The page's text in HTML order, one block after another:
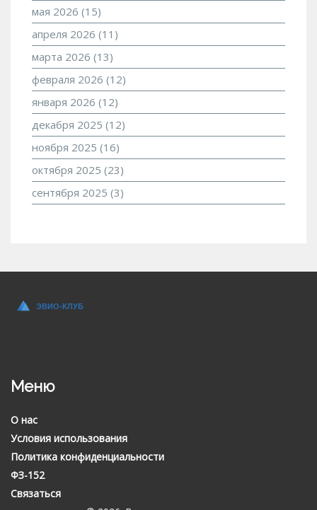
мая 2026 (15)
апреля 2026 (11)
марта 2026 (13)
февраля 2026 (12)
января 2026 (12)
декабря 2025 (12)
ноября 2025 (16)
октября 2025 (23)
сентября 2025 (3)
Меню
О нас
Условия использования
Политика конфиденциальности
ФЗ-152
Связаться